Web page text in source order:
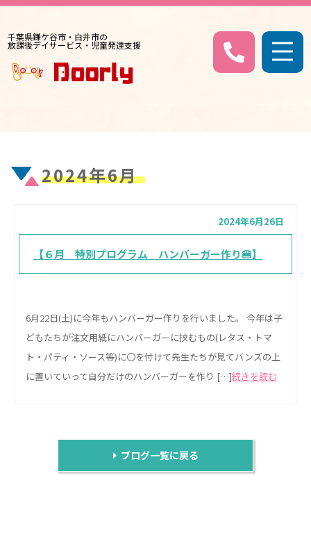
千葉県鎌ケ谷市・白井市の
放課後デイサービス・児童発達支援
2024年6月
2024年6月26日
【６月 特別プログラム ハンバーガー作り🍔】
6月22日(土)に今年もハンバーガー作りを行いました。 今年は子
どもたちが注文用紙にハンバーガーに挟むもの(レタス・トマ
ト・パティ・ソース等)に〇を付けて先生たちが見てバンズの上
に置いていって自分だけのハンバーガーを作り […]続きを読む
ブログ一覧に戻る